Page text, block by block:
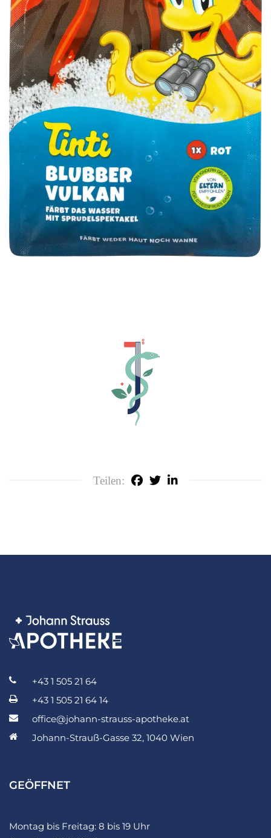
Teilen:
+43 1 505 21 64
+43 1 505 21 64 14
office@johann-strauss-apotheke.at
Johann-Strauß-Gasse 32, 1040 Wien
GEÖFFNET
Montag bis Freitag: 8 bis 19 Uhr